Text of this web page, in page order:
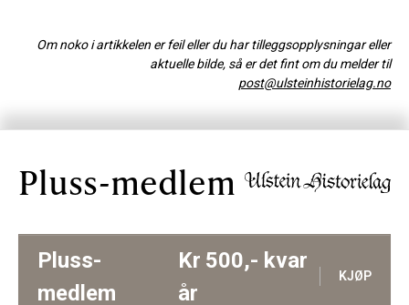
Om noko i artikkelen er feil eller du har tilleggsopplysningar eller
aktuelle bilde, så er det fint om du melder til
post@ulsteinhistorielag.no
Pluss-medlem
Pluss-
medlem
Kr 500,- kvar
år
KJØP